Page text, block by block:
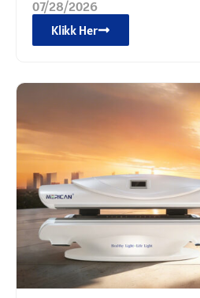
07/28/2026
Klikk Her